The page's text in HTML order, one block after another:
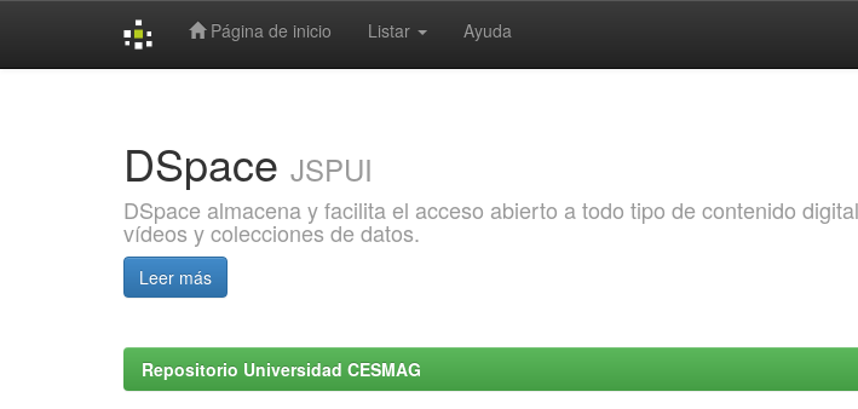
Página de inicio Listar Ayuda
DSpace JSPUI
DSpace almacena y facilita el acceso abierto a todo tipo de contenido
vídeos y colecciones de datos.
Leer más
Repositorio Universidad CESMAG